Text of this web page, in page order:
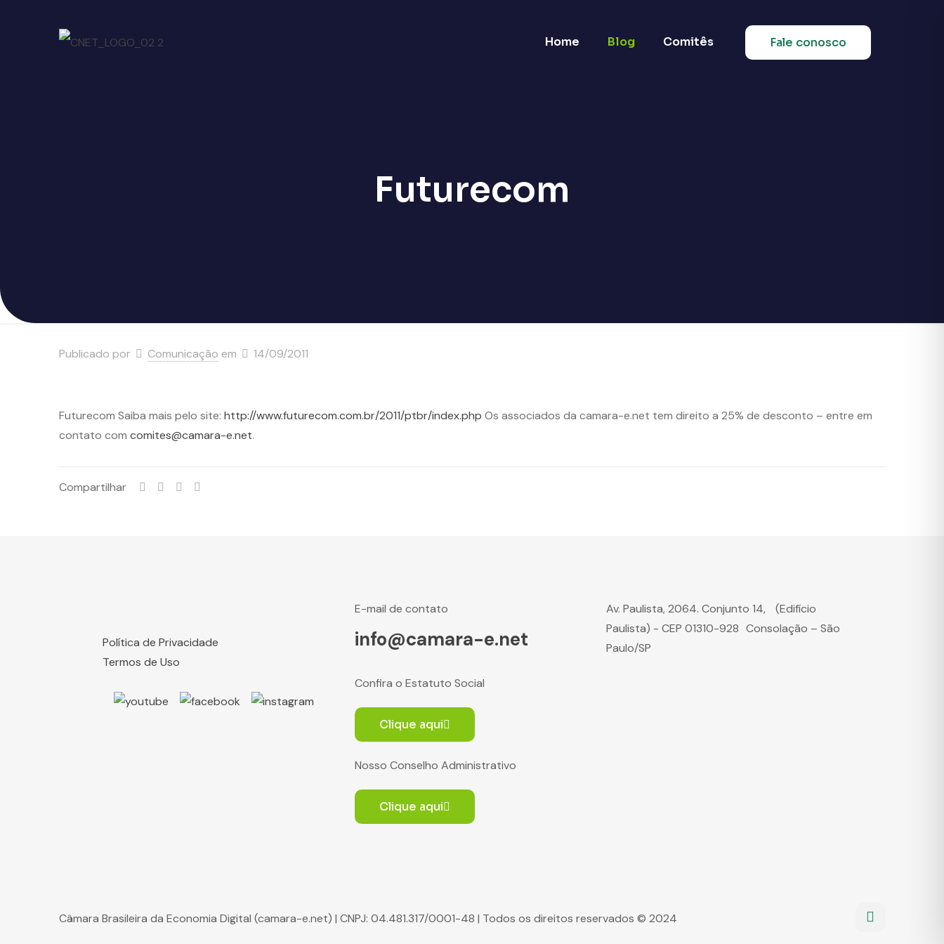
Home Blog Comitês Fale conosco
Futurecom
Publicado por Comunicação em 14/09/2011
Futurecom Saiba mais pelo site: http://www.futurecom.com.br/2011/ptbr/index.php Os associados da camara-e.net tem direito a 25% de desconto – entre em
contato com comites@camara-e.net.
Compartilhar
Política de Privacidade
Termos de Uso
E-mail de contato
info@camara-e.net
Confira o Estatuto Social
Clique aqui
Nosso Conselho Administrativo
Clique aqui
Av. Paulista, 2064. Conjunto 14, (Edifício
Paulista) - CEP 01310-928 Consolação – São
Paulo/SP
Câmara Brasileira da Economia Digital (camara-e.net) | CNPJ: 04.481.317/0001-48 | Todos os direitos reservados © 2024